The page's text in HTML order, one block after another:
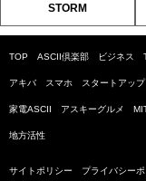
STORM
TOP ASCII倶楽部 ビジネス
アキバ スマホ スタートアップ
家電ASCII アスキーグルメ
地方活性
サイトポリシー プライバシー